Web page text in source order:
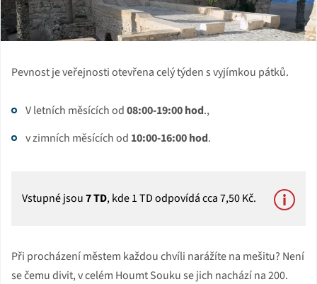
Pevnost je veřejnosti otevřena celý týden s vyjímkou pátků.
V letních měsících od08:00-19:00 hod.,
v zimních měsících od 10:00-16:00 hod.
Vstupné jsou7 TD, kde 1 TD odpovídá cca 7,50 Kč.
Při procházení městem každou chvíli narážíte na mešitu? Není
se čemu divit, v celém Houmt Souku se jich nachází na 200.